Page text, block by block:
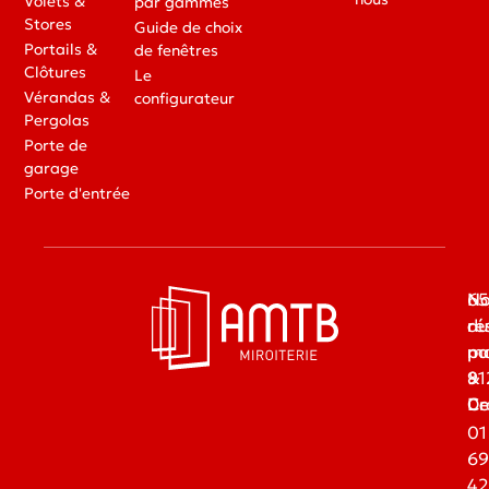
Stores
Portails &
Clôtures
Vérandas &
Pergolas
Porte de
garage
Porte d'entrée
Guide de choix
de fenêtres
Le
configurateur
du
01
69
42
&